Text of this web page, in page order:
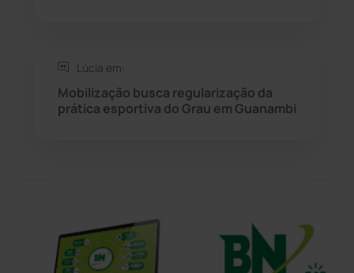
Tanque Novo
Tecnologia (12)
Lúcia em:
Mobilização busca regularização da
prática esportiva do Grau em Guanambi